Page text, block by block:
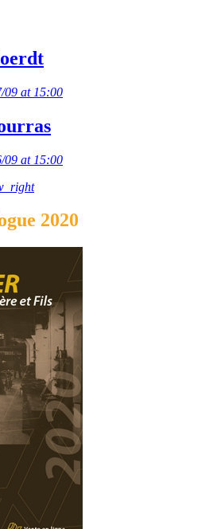
09 at 15:00
09 at 15:00
2020